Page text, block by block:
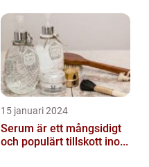
15 januari 2024
Serum är ett mångsidigt
och populärt tillskott ino...